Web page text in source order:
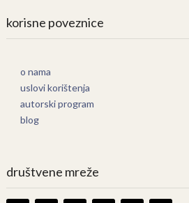
korisne poveznice
o nama
uslovi korištenja
autorski program
blog
društvene mreže